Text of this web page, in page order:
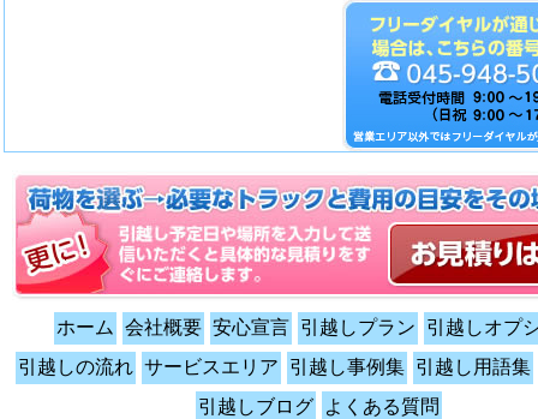
ホーム 会社概要 安心宣言 引越しプラン
引越しオプ
引越しの流れ サービスエリア 引越し事例集 引越し用語集
引越しブログ
よくある質問